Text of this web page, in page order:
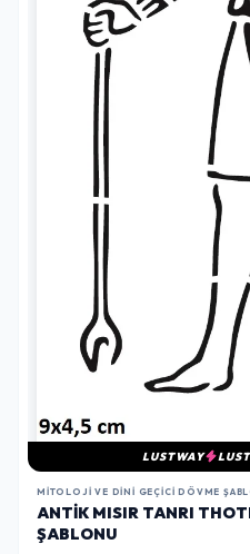
LUSTWAY
MITOLOJI VE DINI GEÇICI DÖVME
ANTIK MISIR TANRI
ŞABLONU